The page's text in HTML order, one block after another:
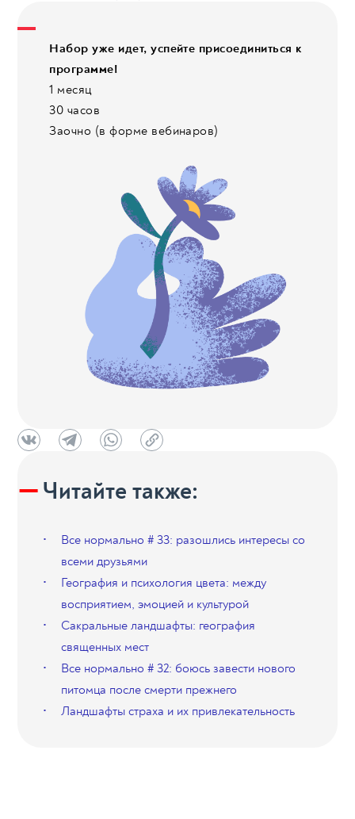
Набор уже идет, успейте присоединиться к
программе!
1 месяц
30 часов
Заочно (в форме вебинаров)
Читайте также:
Все нормально # 33: разошлись интересы со
всеми друзьями
География и психология цвета: между
восприятием, эмоцией и культурой
Сакральные ландшафты: география
священных мест
Все нормально # 32: боюсь завести нового
питомца после смерти прежнего
Ландшафты страха и их привлекательность